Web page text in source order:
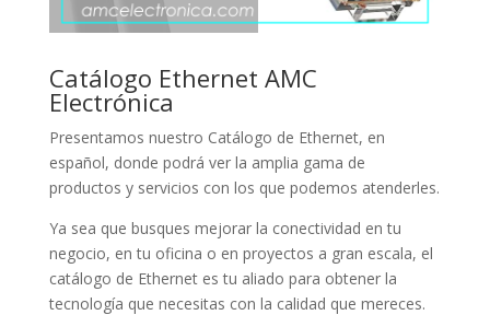
Catálogo Ethernet AMC
Electrónica
Presentamos nuestro Catálogo de Ethernet, en
español, donde podrá ver la amplia gama de
productos y servicios con los que podemos atenderles.
Ya sea que busques mejorar la conectividad en tu
negocio, en tu oficina o en proyectos a gran escala, el
catálogo de Ethernet es tu aliado para obtener la
tecnología que necesitas con la calidad que mereces.